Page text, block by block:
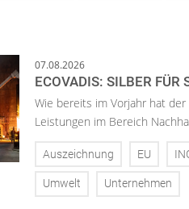
07.08.2026
ECOVADIS: SILBER FÜR
Wie bereits im Vorjahr hat
Leistungen im Bereich
Auszeichnung EU
Umwelt Unternehmen